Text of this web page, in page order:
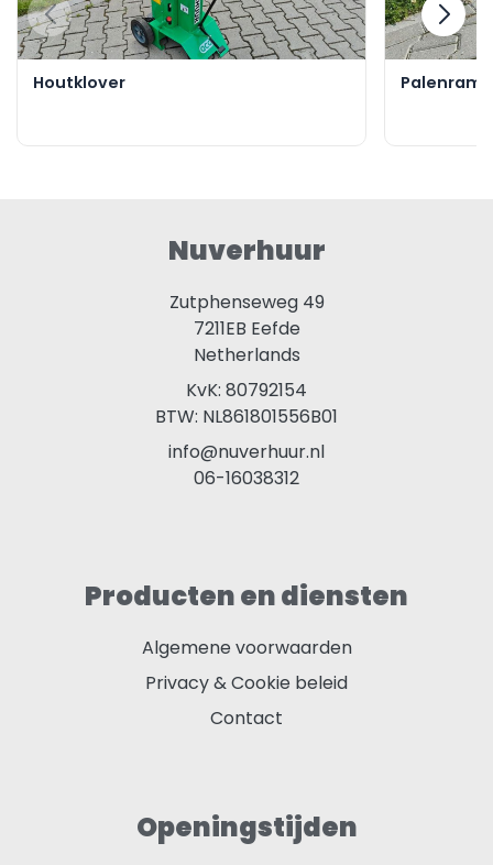
Houtklover
Nuverhuur
Zutphenseweg 49
7211EB Eefde
Netherlands
KvK: 80792154
BTW: NL861801556B01
info@nuverhuur.nl
06-16038312
Producten en diensten
Algemene voorwaarden
Privacy & Cookie beleid
Contact
Openingstijden